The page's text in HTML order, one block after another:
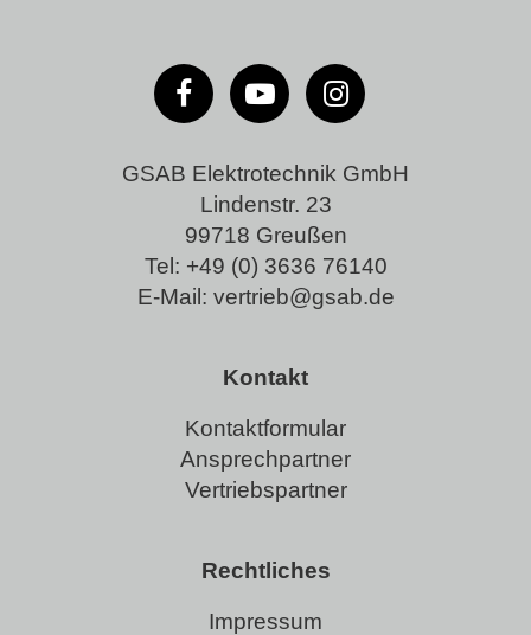
GSAB Elektrotechnik GmbH
Lindenstr. 23
99718 Greußen
Tel: +49 (0) 3636 76140
E-Mail: vertrieb@gsab.de
Kontakt
Kontaktformular
Ansprechpartner
Vertriebspartner
Rechtliches
Impressum